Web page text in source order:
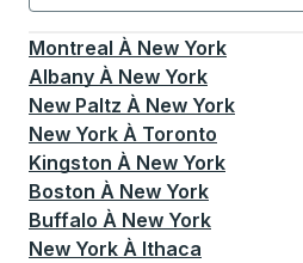
Actuellement sélectionné:
Montreal À New York
Albany À New York
New Paltz À New York
New York À Toronto
Kingston À New York
Boston À New York
Buffalo À New York
New York À Ithaca